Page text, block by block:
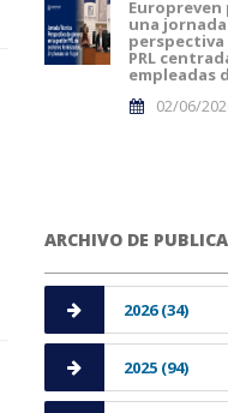
una
perspectiva
PRL
empleadas
02/06/
ARCHIVO DE
2026 (34)
2025 (94)